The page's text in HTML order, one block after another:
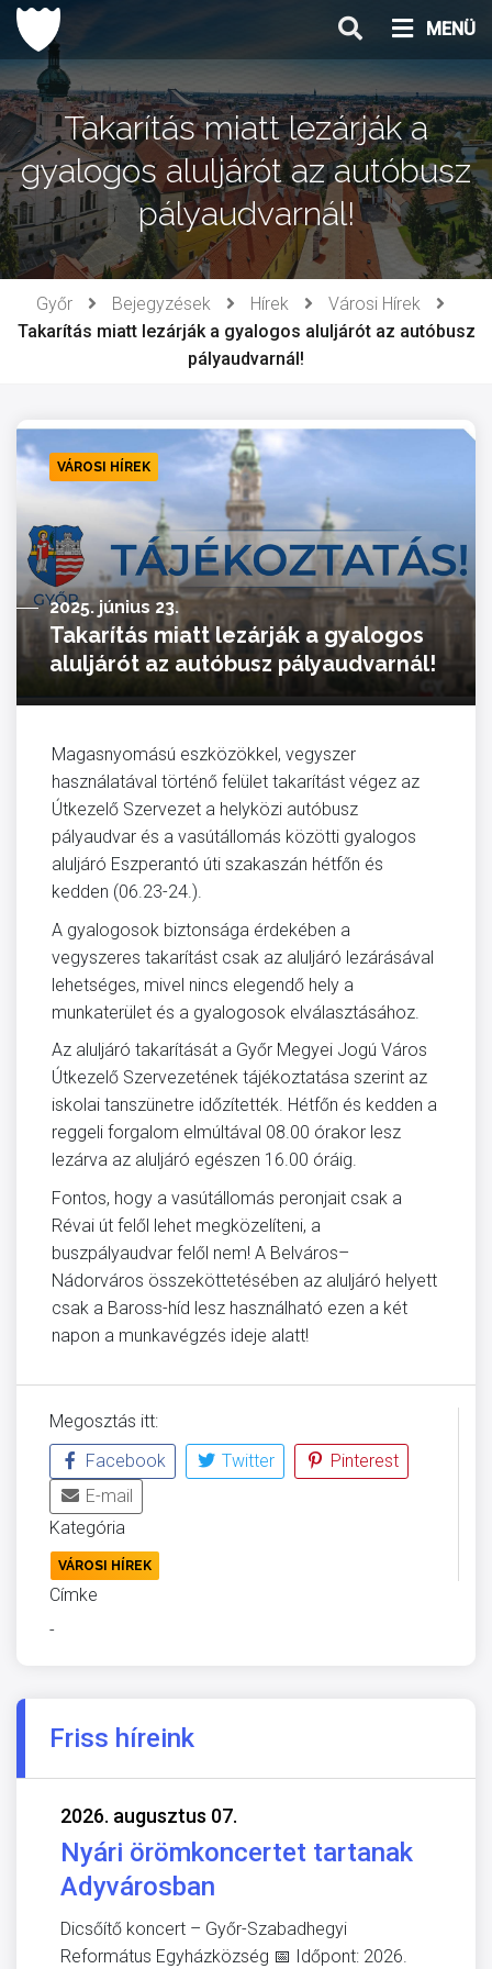
Ugrás
tartalomhoz
MENÜ
Takarítás miatt lezárják a
gyalogos aluljárót az autóbusz
pályaudvarnál!
Győr Bejegyzések Hírek
Városi Hírek
Takarítás miatt lezárják a gyalogos aluljárót az autóbusz
pályaudvarnál!
VÁROSI HÍREK
2025. június 23.
Takarítás miatt lezárják a gyalogos
aluljárót az autóbusz pályaudvarnál!
Magasnyomású eszközökkel, vegyszer
használatával történő felület takarítást végez az
Útkezelő Szervezet a helyközi autóbusz
pályaudvar és a vasútállomás közötti gyalogos
aluljáró Eszperantó úti szakaszán hétfőn és
kedden (06.23-24.).
A gyalogosok biztonsága érdekében a
vegyszeres takarítást csak az aluljáró lezárásával
lehetséges, mivel nincs elegendő hely a
munkaterület és a gyalogosok elválasztásához.
Az aluljáró takarítását a Győr Megyei Jogú Város
Útkezelő Szervezetének tájékoztatása szerint az
iskolai tanszünetre időzítették. Hétfőn és kedden a
reggeli forgalom elmúltával 08.00 órakor lesz
lezárva az aluljáró egészen 16.00 óráig.
Fontos, hogy a vasútállomás peronjait csak a
Révai út felől lehet megközelíteni, a
buszpályaudvar felől nem! A Belváros–
Nádorváros összeköttetésében az aluljáró helyett
csak a Baross-híd lesz használható ezen a két
napon a munkavégzés ideje alatt!
Megosztás itt:
Facebook
Twitter
Pinterest
E-mail
Kategória
VÁROSI HÍREK
Címke
-
Friss híreink
2026. augusztus 07.
Nyári örömkoncertet tartanak
Adyvárosban
Dicsőítő koncert – Győr-Szabadhegyi
Református Egyházközség 📅 Időpont: 2026.